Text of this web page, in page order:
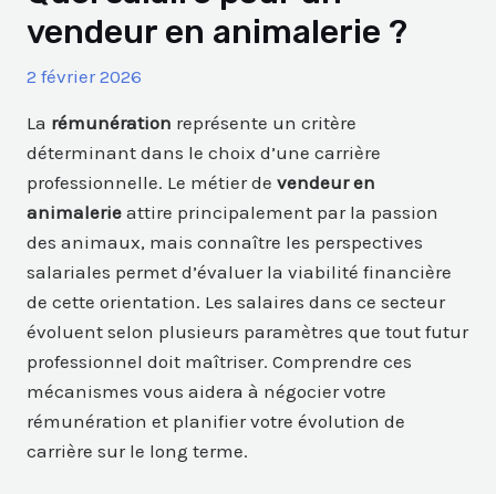
vendeur en animalerie ?
2 février 2026
La rémunération représente un critère
déterminant dans le choix d’une carrière
professionnelle. Le métier devendeur en
animalerie attire principalement par la passion
des animaux, mais connaître les perspectives
salariales permet d’évaluer la viabilité financière
de cette orientation. Les salaires dans ce secteur
évoluent selon plusieurs paramètres que tout futur
professionnel doit maîtriser. Comprendre ces
mécanismes vous aidera à négocier votre
rémunération et planifier votre évolution de
carrière sur le long terme.